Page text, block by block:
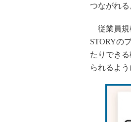
つながれる
従業員規
STORYの
たりでき
られるよう